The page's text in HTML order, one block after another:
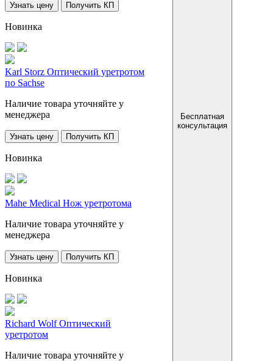
Узнать цену Получить КП
Новинка
Karl Storz Оптический уретротом
по Sachse
Наличие товара уточняйте у
менеджера
Узнать цену Получить КП
Новинка
Mahe Medical Нож уретротома
Наличие товара уточняйте у
менеджера
Узнать цену Получить КП
Новинка
Richard Wolf Оптический
уретротом
Наличие товара уточняйте у
Бесплатная
консультация